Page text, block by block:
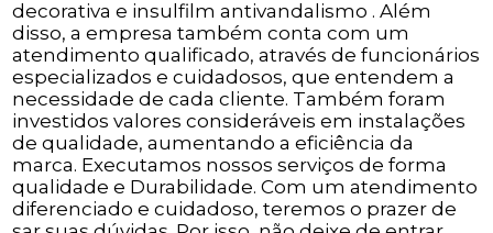
decorativa e insulfilm antivandalismo . Além
disso, a empresa também conta com um
atendimento qualificado, através de funcionários
especializados e cuidadosos, que entendem a
necessidade de cada cliente. Também foram
investidos valores consideráveis em instalações
de qualidade, aumentando a eficiência da
marca. Executamos nossos serviços de forma
qualidade e Durabilidade. Com um atendimento
diferenciado e cuidadoso, teremos o prazer de